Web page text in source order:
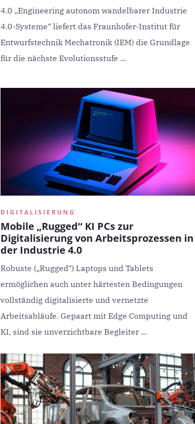
4.0 „Engineering autonom wandelbarer Industrie
4.0-Systeme“ liefert das Fraunhofer-Institut für
Entwurfstechnik Mechatronik (IEM) die Grundlage
für die nächste Evolutionsstufe ...
DIGITALISIERUNG
Mobile „Rugged“ KI PCs zur
Digitalisierung von Arbeitsprozessen in
der Industrie 4.0
Robuste („Rugged“) Laptops und Tablets
ermöglichen auch unter härtesten Bedingungen
vollständig digitalisierte und vernetzte
Arbeitsabläufe. Gepaart mit Edge Computing und
KI, sind sie unverzichtbare Begleiter ...